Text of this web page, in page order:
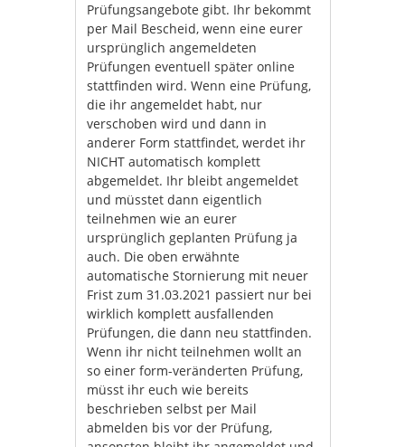
Prüfungsangebote gibt. Ihr bekommt
per Mail Bescheid, wenn eine eurer
ursprünglich angemeldeten
Prüfungen eventuell später online
stattfinden wird. Wenn eine Prüfung,
die ihr angemeldet habt, nur
verschoben wird und dann in
anderer Form stattfindet, werdet ihr
NICHT automatisch komplett
abgemeldet. Ihr bleibt angemeldet
und müsstet dann eigentlich
teilnehmen wie an eurer
ursprünglich geplanten Prüfung ja
auch. Die oben erwähnte
automatische Stornierung mit neuer
Frist zum 31.03.2021 passiert nur bei
wirklich komplett ausfallenden
Prüfungen, die dann neu stattfinden.
Wenn ihr nicht teilnehmen wollt an
so einer form-veränderten Prüfung,
müsst ihr euch wie bereits
beschrieben selbst per Mail
abmelden bis vor der Prüfung,